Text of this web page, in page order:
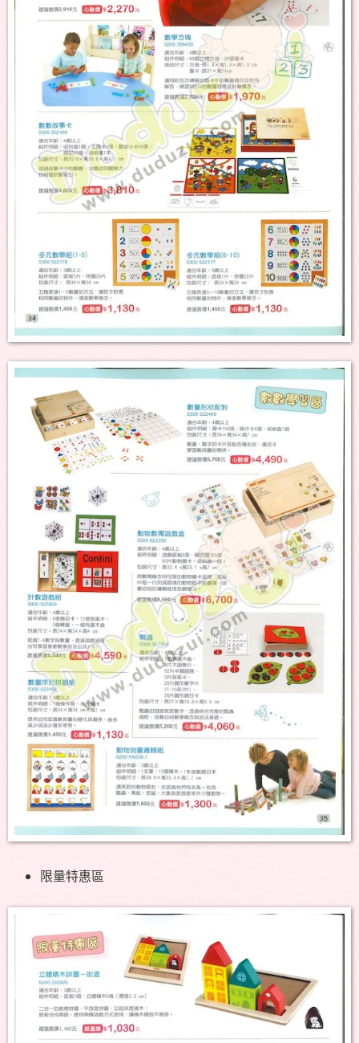
限量特惠區